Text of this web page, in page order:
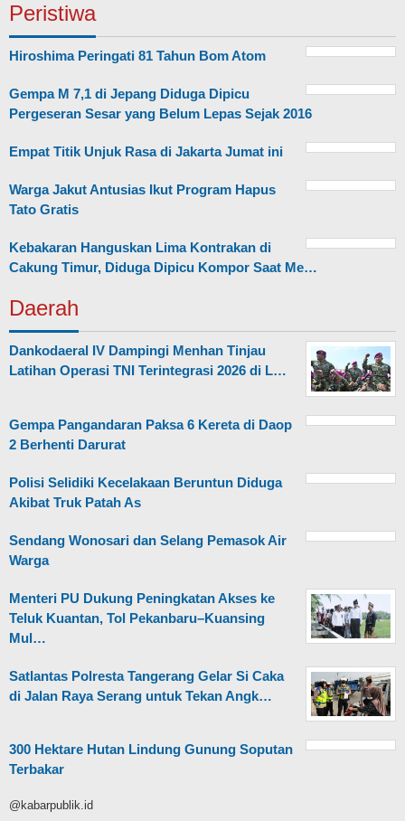
Peristiwa
Hiroshima Peringati 81 Tahun Bom Atom
Gempa M 7,1 di Jepang Diduga Dipicu
Pergeseran Sesar yang Belum Lepas Sejak 2016
Empat Titik Unjuk Rasa di Jakarta Jumat ini
Warga Jakut Antusias Ikut Program Hapus
Tato Gratis
Kebakaran Hanguskan Lima Kontrakan di
Cakung Timur, Diduga Dipicu Kompor Saat Me…
Daerah
Dankodaeral IV Dampingi Menhan Tinjau
Latihan Operasi TNI Terintegrasi 2026 di L…
Gempa Pangandaran Paksa 6 Kereta di Daop
2 Berhenti Darurat
Polisi Selidiki Kecelakaan Beruntun Diduga
Akibat Truk Patah As
Sendang Wonosari dan Selang Pemasok Air
Warga
Menteri PU Dukung Peningkatan Akses ke
Teluk Kuantan, Tol Pekanbaru–Kuansing
Mul…
Satlantas Polresta Tangerang Gelar Si Caka
di Jalan Raya Serang untuk Tekan Angk…
300 Hektare Hutan Lindung Gunung Soputan
Terbakar
@kabarpublik.id